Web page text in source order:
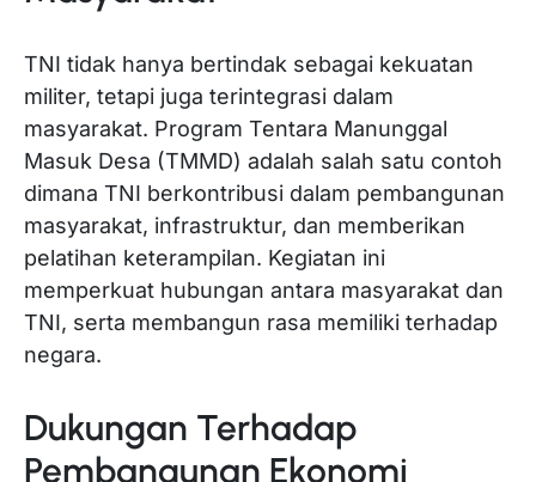
TNI tidak hanya bertindak sebagai kekuatan
militer, tetapi juga terintegrasi dalam
masyarakat. Program Tentara Manunggal
Masuk Desa (TMMD) adalah salah satu contoh
dimana TNI berkontribusi dalam pembangunan
masyarakat, infrastruktur, dan memberikan
pelatihan keterampilan. Kegiatan ini
memperkuat hubungan antara masyarakat dan
TNI, serta membangun rasa memiliki terhadap
negara.
Dukungan Terhadap
Pembangunan Ekonomi